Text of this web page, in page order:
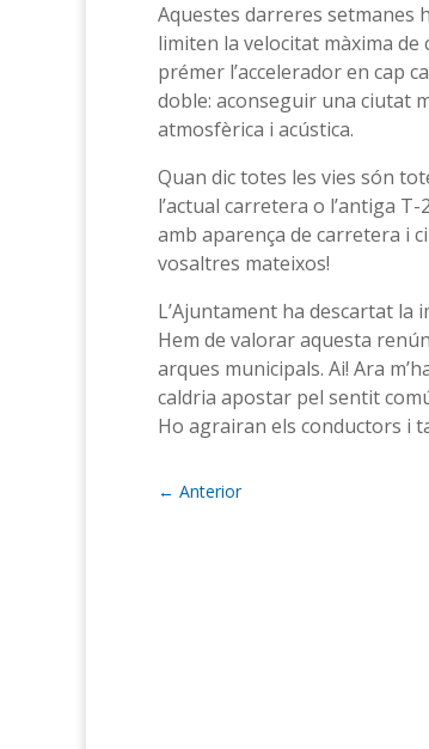
Aquestes darreres setmanes
limiten la velocitat màxima de
prémer l’accelerador en cap
doble: aconseguir una ciutat
atmosfèrica i acústica.
Quan dic totes les vies són
l’actual carretera o l’antiga
amb aparença de carretera i
vosaltres mateixos!
L’Ajuntament ha descartat
Hem de valorar aquesta
arques municipals. Ai! Ara
caldria apostar pel sentit
Ho agrairan els conductors i
← Anterior